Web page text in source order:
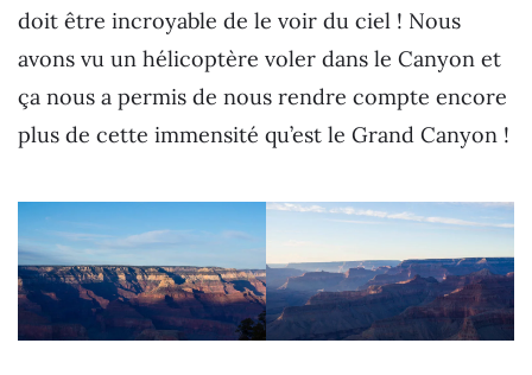
doit être incroyable de le voir du ciel ! Nous
avons vu un hélicoptère voler dans le Canyon et
ça nous a permis de nous rendre compte encore
plus de cette immensité qu’est le Grand Canyon !